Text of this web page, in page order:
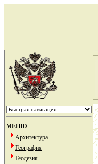
МЕНЮ
Архитектура
География
Геодезия